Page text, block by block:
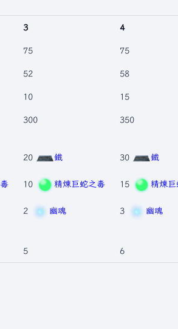
3 4
75 75
52 58
10 15
300 350
20 鐵
10 精煉巨蛇之毒
2 幽魂
30 鐵
15 精煉
3 幽魂
5 6